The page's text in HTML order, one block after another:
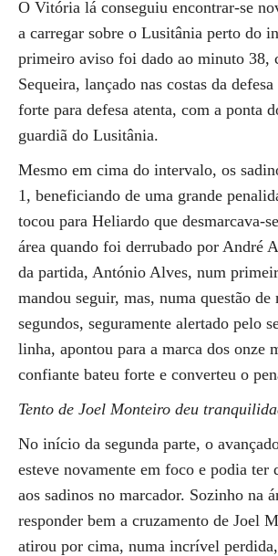
O Vitória lá conseguiu encontrar-se
a carregar sobre o Lusitânia perto do
primeiro aviso foi dado ao minuto 38,
Sequeira, lançado nas costas da
forte para defesa atenta, com a ponta
guardiã do Lusitânia.
Mesmo em cima do intervalo, os
1, beneficiando de uma grande
tocou para Heliardo que desmarcava-
área quando foi derrubado por André
da partida, António Alves, num
mandou seguir, mas, numa questão de
segundos, seguramente alertado pelo
linha, apontou para a marca dos onze
confiante bateu forte e converteu o
Tento de Joel Monteiro deu
No início da segunda parte, o
esteve novamente em foco e podia ter
aos sadinos no marcador. Sozinho na
responder bem a cruzamento de Joel
atirou por cima, numa incrível perdida,